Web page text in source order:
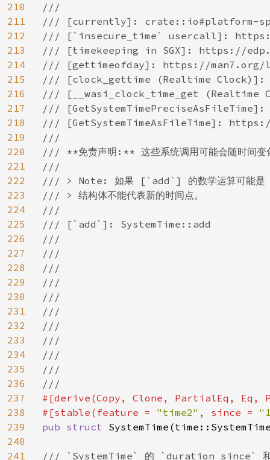
210
211
212
213
214
215
216
217
218
219
220
221
222
223
224
225
226
227
228
229
230
231
232
233
234
235
236
237
238
239
240
241
///
/// [currently]: crate::io#platform-
/// [`insecure_time` usercall]: https://
/// [timekeeping in SGX]: https://
/// [gettimeofday]: https://man7.org/
/// [clock_gettime (Realtime
/// [__wasi_clock_time_get (Realtime
///
/// [GetSystemTimeAsFileTime]:
///
/// **免责声明:** 这些系统调用可能会随时间变
///
/// > Note: 如果 [`add`] 的数学运算可能
/// > 结构体不能代表新的时间点。
///
/// [`add`]: SystemTime::add
///
///
///
///
///
///
///
///
///
///
#[derive(Copy, Clone, PartialEq, Eq,
#[stable(feature = "time2" , since =
pub struct
/// `SystemTime` 的 `duration_since` 和